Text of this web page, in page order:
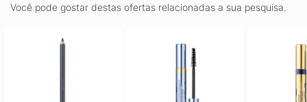
Você pode gostar destas ofertas relacionadas a sua pesquisa.